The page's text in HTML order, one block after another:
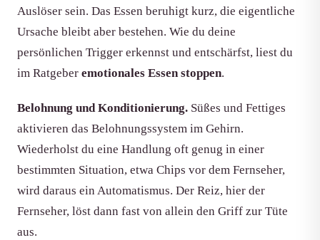
Auslöser sein. Das Essen beruhigt kurz, die eigentliche
Ursache bleibt aber bestehen. Wie du deine
persönlichen Trigger erkennst und entschärfst, liest du
im Ratgeber emotionales Essen stoppen.
Belohnung und Konditionierung. Süßes und Fettiges
aktivieren das Belohnungssystem im Gehirn.
Wiederholst du eine Handlung oft genug in einer
bestimmten Situation, etwa Chips vor dem Fernseher,
wird daraus ein Automatismus. Der Reiz, hier der
Fernseher, löst dann fast von allein den Griff zur Tüte
aus.